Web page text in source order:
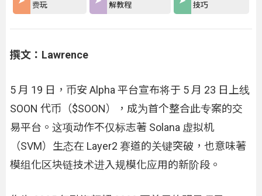
费玩
解教程
技巧
撰文：Lawrence
5 月 19 日，币安 Alpha 平台宣布将于 5 月 23 日上线
SOON 代币（$SOON），成为首个整合此专案的交
易平台。这项动作不仅标志著 Solana 虚拟机
（SVM）生态在 Layer2 赛道的关键突破，也意味著
模组化区块链技术进入规模化应用的新阶段。